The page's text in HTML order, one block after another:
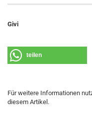
Givi
teilen
Für weitere Informationen
diesem Artikel.